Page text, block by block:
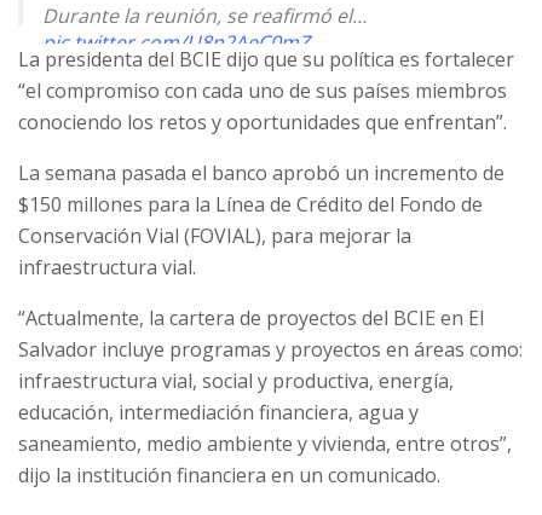
Durante la reunión, se reafirmó el…
pic.twitter.com/U8n2AeC0mZ
— BCIE (@BCIE_Org)April 24, 2024
La presidenta del BCIE dijo que su política es fortalecer
“el compromiso con cada uno de sus países miembros
conociendo los retos y oportunidades que enfrentan”.
La semana pasada el banco aprobó un incremento de
$150 millones para la Línea de Crédito del Fondo de
Conservación Vial (FOVIAL), para mejorar la
infraestructura vial.
“Actualmente, la cartera de proyectos del BCIE en El
Salvador incluye programas y proyectos en áreas como:
infraestructura vial, social y productiva, energía,
educación, intermediación financiera, agua y
saneamiento, medio ambiente y vivienda, entre otros”,
dijo la institución financiera en un comunicado.